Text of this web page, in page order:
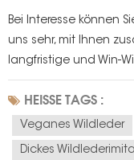
Bei Interesse können
uns sehr, mit Ihnen
langfristige und Win-
HEISSE TAGS :
Veganes Wildleder
Dickes